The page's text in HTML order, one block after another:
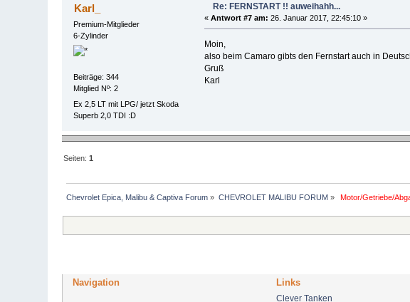
Karl_
Premium-Mitglieder
6-Zylinder
Beiträge: 344
Mitglied Nº: 2
Ex 2,5 LT mit LPG/ jetzt Skoda
Superb 2,0 TDI :D
Re: FERNSTART !! auweihahh...
« Antwort #7 am: 26. Januar 2017, 22:45:10 »
Moin,
also beim Camaro gibts den Fernstart auch in
Gruß
Karl
Seiten:1
Chevrolet Epica, Malibu & Captiva Forum » CHEVROLET MALIBU FORUM» Motor/Getriebe/
Navigation Links
Clever Tanken